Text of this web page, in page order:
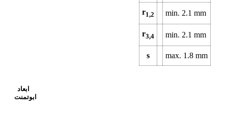
r1,2 min. 2.1mm
r3,4 min. 2.1mm
s max. 1.8mm
ابعاد
ابوتمنت